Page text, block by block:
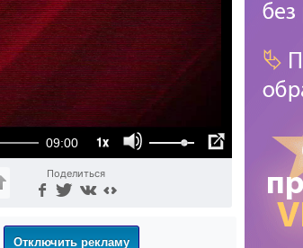
09:00 1x
Поделиться
Отключить рекламу